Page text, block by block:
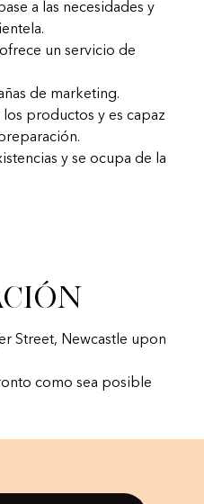
a las necesidades y
un servicio de
de marketing.
productos y es capaz
y se ocupa de la
Street, Newcastle upon
como sea posible